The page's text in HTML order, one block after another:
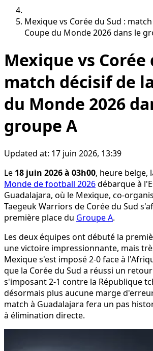
Mexique vs Corée du Sud :
Coupe du Monde 2026 dans le
Mexique vs Corée
match décisif de
du Monde 2026
groupe A
Updated at: 17 juin 2026, 13:39
Le 18 juin 2026 à 03h00, heure belge,
Monde de football 2026débarque à
Guadalajara, où le Mexique, co-
Taegeuk Warriors de Corée du Sud
première place du Groupe A.
Les deux équipes ont débuté la
une victoire impressionnante, mais
Mexique s'est imposé 2-0 face à
que la Corée du Sud a réussi un
s'imposant 2-1 contre la République
désormais plus aucune marge
match à Guadalajara fera un pas
à élimination directe.